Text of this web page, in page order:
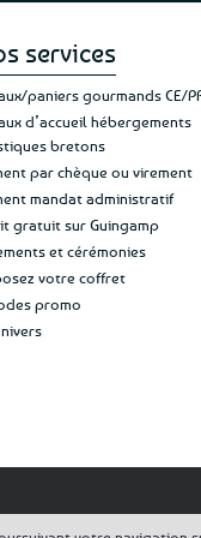
services
paniers gourmands CE/
d’accueil hébergements
bretons
par chèque ou virement
mandat administratif
gratuit sur Guingamp
et cérémonies
votre coffret
promo